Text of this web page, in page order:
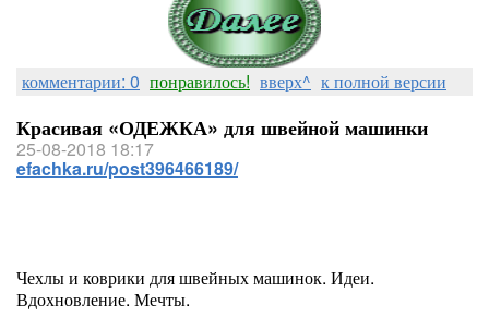
комментарии: 0 понравилось! вверх^ к полной версии
Красивая «ОДЕЖКА» для швейной машинки
25-08-2018 18:17
efachka.ru/post396466189/
Чехлы и коврики для швейных машинок. Идеи.
Вдохновление. Мечты.